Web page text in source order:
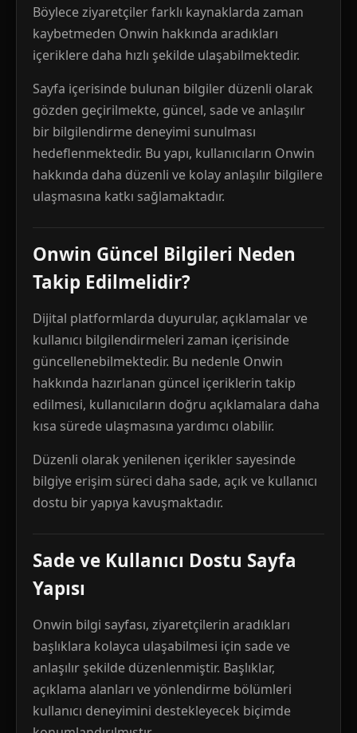
Böylece ziyaretçiler farklı kaynaklarda zaman
kaybetmeden Onwin hakkında aradıkları
içeriklere daha hızlı şekilde ulaşabilmektedir.
Sayfa içerisinde bulunan bilgiler düzenli olarak
gözden geçirilmekte, güncel, sade ve anlaşılır
bir bilgilendirme deneyimi sunulması
hedeflenmektedir. Bu yapı, kullanıcıların Onwin
hakkında daha düzenli ve kolay anlaşılır bilgilere
ulaşmasına katkı sağlamaktadır.
Onwin Güncel Bilgileri Neden
Takip Edilmelidir?
Dijital platformlarda duyurular, açıklamalar ve
kullanıcı bilgilendirmeleri zaman içerisinde
güncellenebilmektedir. Bu nedenle Onwin
hakkında hazırlanan güncel içeriklerin takip
edilmesi, kullanıcıların doğru açıklamalara daha
kısa sürede ulaşmasına yardımcı olabilir.
Düzenli olarak yenilenen içerikler sayesinde
bilgiye erişim süreci daha sade, açık ve kullanıcı
dostu bir yapıya kavuşmaktadır.
Sade ve Kullanıcı Dostu Sayfa
Yapısı
Onwin bilgi sayfası, ziyaretçilerin aradıkları
başlıklara kolayca ulaşabilmesi için sade ve
anlaşılır şekilde düzenlenmiştir. Başlıklar,
açıklama alanları ve yönlendirme bölümleri
kullanıcı deneyimini destekleyecek biçimde